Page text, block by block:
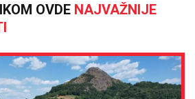
OVDE NAJVAŽNIJE